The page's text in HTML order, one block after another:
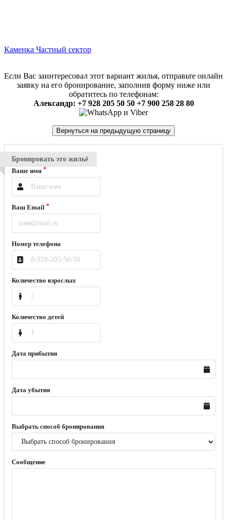
Каменка Частный сектор
Если Вас заинтересовал этот вариант жилья, отправьте онлайн
заявку на его бронирование, заполнив форму ниже или
обратитесь по телефонам:
Александр: +7 928 205 50 50 +7 900 258 28 80
Бронировать это жильё
Ваше имя
Ваш Email
Номер телефона
Количество взрослых
Количество детей
Дата прибытия
Дата убытия
Выбрать способ бронирования
Сообщение